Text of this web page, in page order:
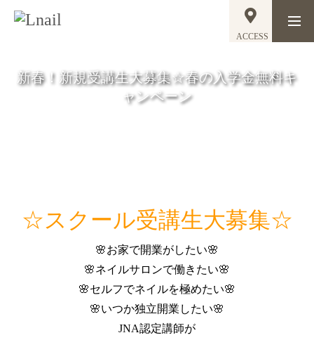
ACCESS
新春！新規受講生大募集☆春の入学金無料キ
ャンペーン
☆スクール受講生大募集☆
🌸お家で開業がしたい🌸
🌸ネイルサロンで働きたい🌸
🌸セルフでネイルを極めたい🌸
🌸いつか独立開業したい🌸
JNA認定講師が